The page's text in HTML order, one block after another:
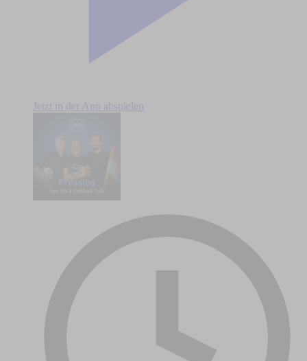
Jetzt in der App abspielen